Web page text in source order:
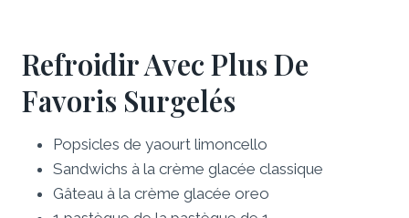
Refroidir Avec Plus De
Favoris Surgelés
Popsicles de yaourt limoncello
Sandwichs à la crème glacée classique
Gâteau à la crème glacée oreo